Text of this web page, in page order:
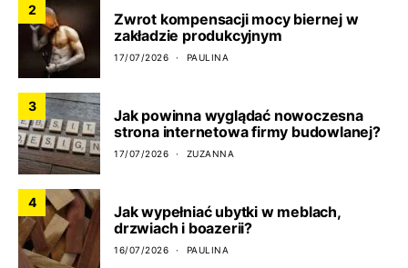
2
Zwrot kompensacji mocy biernej w
zakładzie produkcyjnym
17/07/2026 PAULINA
3
Jak powinna wyglądać nowoczesna
strona internetowa firmy budowlanej?
17/07/2026 ZUZANNA
4
Jak wypełniać ubytki w meblach,
drzwiach i boazerii?
16/07/2026 PAULINA